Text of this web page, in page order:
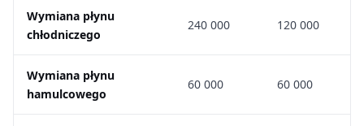
Wymiana płynu
chłodniczego
240 000 120 000
Wymiana płynu
hamulcowego
60 000 60 000